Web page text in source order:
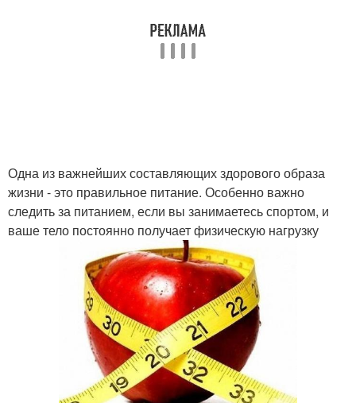
Одна из важнейших составляющих здорового образа
жизни - это правильное питание. Особенно важно
следить за питанием, если вы занимаетесь спортом, и
ваше тело постоянно получает физическую нагрузку